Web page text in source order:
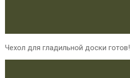
Чехол для гладильной доски готов!